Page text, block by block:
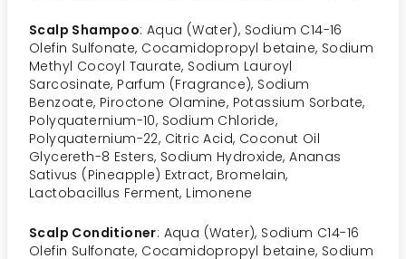
Scalp Shampoo: Aqua (Water), Sodium C14-16
Olefin Sulfonate, Cocamidopropyl betaine, Sodium
Methyl Cocoyl Taurate, Sodium Lauroyl
Sarcosinate, Parfum (Fragrance), Sodium
Benzoate, Piroctone Olamine, Potassium Sorbate,
Polyquaternium-10, Sodium Chloride,
Polyquaternium-22, Citric Acid, Coconut Oil
Glycereth-8 Esters, Sodium Hydroxide, Ananas
Sativus (Pineapple) Extract, Bromelain,
Lactobacillus Ferment, Limonene
Scalp Conditioner: Aqua (Water), Sodium C14-16
Olefin Sulfonate, Cocamidopropyl betaine, Sodium